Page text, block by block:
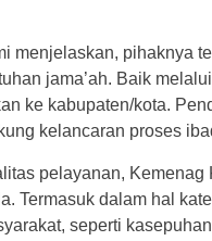
menjelaskan, pihaknya
jama’ah. Baik
ke kabupaten/kota.
kelancaran proses
pelayanan,
Termasuk dalam hal
seperti